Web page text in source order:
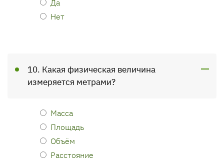
Да
Нет
10. Какая физическая величина
измеряется метрами?
Масса
Площадь
Объём
Расстояние